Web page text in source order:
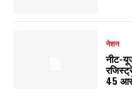
नेशन
नीट-
45